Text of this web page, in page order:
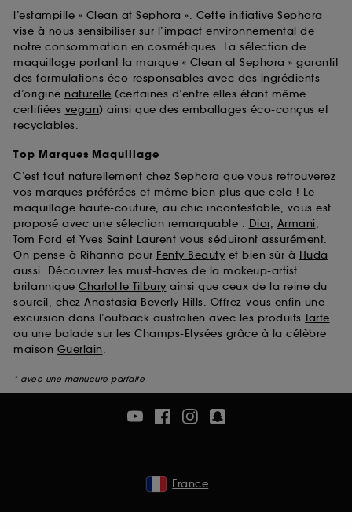
l’estampille « Clean at Sephora ». Cette initiative Sephora
vise à nous sensibiliser sur l’impact environnemental de
notre consommation en cosmétiques. La sélection de
maquillage portant la marque « Clean at Sephora » garantit
des formulations éco-responsables avec des ingrédients
d’origine naturelle (certaines d’entre elles étant même
certifiées vegan) ainsi que des emballages éco-conçus et
recyclables.
Top Marques Maquillage
C’est tout naturellement chez Sephora que vous retrouverez
vos marques préférées et même bien plus que cela ! Le
maquillage haute-couture, au chic incontestable, vous est
proposé avec une sélection remarquable : Dior, Armani,
Tom Ford et Yves Saint Laurent vous séduiront assurément.
On pense à Rihanna pour Fenty Beauty et bien sûr à Huda
aussi. Découvrez les must-haves de la makeup-artist
britannique Charlotte Tilbury ainsi que ceux de la reine du
sourcil, chez Anastasia Beverly Hills. Offrez-vous enfin une
excursion dans l’outback australien avec les produits Tarte
ou une balade sur les Champs-Elysées grâce à la célèbre
maison Guerlain.
* avec une manucure parfaite
France